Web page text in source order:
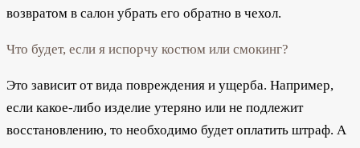
возвратом в салон убрать его обратно в чехол.
Что будет, если я испорчу костюм или смокинг?
Это зависит от вида повреждения и ущерба. Например,
если какое-либо изделие утеряно или не подлежит
восстановлению, то необходимо будет оплатить штраф. А